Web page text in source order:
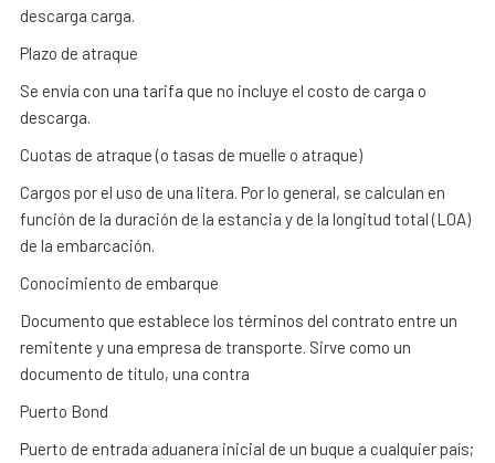
descarga carga.
Plazo de atraque
Se envía con una tarifa que no incluye el costo de carga o
descarga.
Cuotas de atraque (o tasas de muelle o atraque)
Cargos por el uso de una litera. Por lo general, se calculan en
función de la duración de la estancia y de la longitud total (LOA)
de la embarcación.
Conocimiento de embarque
Documento que establece los términos del contrato entre un
remitente y una empresa de transporte. Sirve como un
documento de título, una contra
Puerto Bond
Puerto de entrada aduanera inicial de un buque a cualquier país;